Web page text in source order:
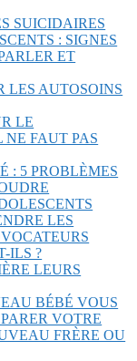
SUICIDAIRES
: SIGNES
ET
LES AUTOSOINS
LE
NE FAUT PAS
: 5 PROBLÈMES
LES
ILS ?
LEURS
BÉBÉ VOUS
VOTRE
FRÈRE OU